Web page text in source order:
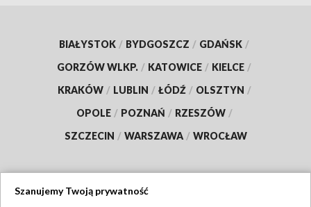
BIAŁYSTOK / BYDGOSZCZ / GDAŃSK /
GORZÓW WLKP. / KATOWICE / KIELCE /
KRAKÓW / LUBLIN / ŁÓDŹ / OLSZTYN /
OPOLE / POZNAŃ / RZESZÓW /
SZCZECIN / WARSZAWA / WROCŁAW
Szanujemy Twoją prywatność